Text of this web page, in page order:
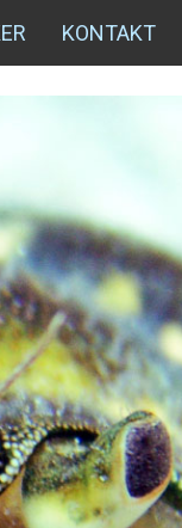
KONTAKT